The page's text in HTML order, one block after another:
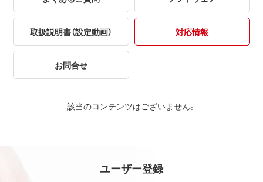
取扱説明書（設定動画） 対応情報
お問合せ
該当のコンテンツはございません。
ユーザー登録